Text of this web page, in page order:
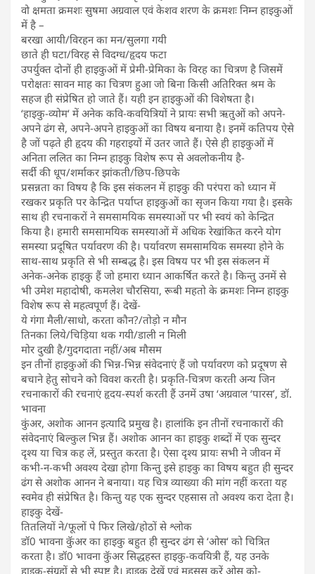
वो क्षमता क्रमशः सुषमा अग्रवाल एवं केशव शरण के क्रमशः निम्न हाइकुओं
में है –
बरखा आयी/विरहन का मन/सुलगा गयी
छाते ही घटा/विरह से विदग्ध/हृदय फटा
उपर्युक्त दोनों ही हाइकुओं में प्रेमी-प्रेमिका के विरह का चित्रण है जिसमें
परोक्षतः सावन माह का चित्रण हुआ जो बिना किसी अतिरिक्त श्रम के
सहज ही संप्रेषित हो जाते हैं। यही इन हाइकुओं की विशेषता है।
‘हाइकु-व्योम‘ में अनेक कवि-कवयित्रियों ने प्रायः सभी ऋतुओं को अपने-
अपने ढंग से, अपने-अपने हाइकुओं का विषय बनाया है। इनमें कतिपय ऐसे
है जों पढ़ते ही हृदय की गहराइयों में उतर जाते हैं। ऐसे ही हाइकुओं में
अनिता ललित का निम्न हाइकु विशेष रूप से अवलोकनीय है-
सर्दी की धूप/शर्माकर झांकती/छिप-छिपके
प्रसन्नता का विषय है कि इस संकलन में हाइकु की परंपरा को ध्यान में
रखकर प्रकृति पर केन्द्रित पर्याप्त हाइकुओं का सृजन किया गया है। इसके
साथ ही रचनाकरों ने समसामयिक समस्याओं पर भी स्वयं को केन्द्रित
किया है। हमारी समसामयिक समस्याओं में अधिक रेखांकित करने योग
समस्या प्रदूषित पर्यावरण की है। पर्यावरण समसामयिक समस्या होने के
साथ-साथ प्रकृति से भी सम्बद्ध है। इस विषय पर भी इस संकलन में
अनेक-अनेक हाइकु हैं जो हमारा ध्यान आकर्षित करते है। किन्तु उनमें से
भी उमेश महादोषी, कमलेश चौरसिया, रूबी महतो के क्रमशः निम्न हाइकु
विशेष रूप से महत्वपूर्ण हैं। देखें-
ये गंगा मैली/साधो, करता कौन?/तोड़ो न मौन
तिनका लिये/चिड़िया थक गयी/डाली न मिली
मोर दुखी है/गुदगदाता नहीं/अब मौसम
इन तीनों हाइकुओं की भिन्न-भिन्न संवेदनाएं हैं जो पर्यावरण को प्रदूषण से
बचाने हेतु सोचने को विवश करती है। प्रकृति-चित्रण करती अन्य जिन
रचनाकारों की रचनाएं हृदय-स्पर्श करती हैं उनमें उषा ‘अग्रवाल ‘पारस’, डॉ.
भावना
कुंअर, अशोक आनन इत्यादि प्रमुख है। हालांकि इन तीनों रचनाकारों की
संवेदनाएं बिल्कुल भिन्न हैं। अशोक आनन का हाइकु शब्दों में एक सुन्दर
दृश्य या चित्र कह लें, प्रस्तुत करता है। ऐसा दृश्य प्रायः सभी ने जीवन में
कभी-न-कभी अवश्य देखा होगा किन्तु इसे हाइकु का विषय बहुत ही सुन्दर
ढंग से अशोक आनन ने बनाया। यह चित्र व्याख्या की मांग नहीं करता यह
स्वमेव ही संप्रेषित है। किन्तु यह एक सुन्दर एहसास तो अवश्य करा देता है।
हाइकु देखें-
तितलियों ने/फूलों पे फिर लिखे/होठों से श्लोक
डॉ0 भावना कुॅअर का हाइकु बहुत ही सुन्दर ढंग से ‘ओस‘ को चित्रित
करता है। डॉ0 भावना कुॅअर सिद्धहस्त हाइकु-कवयित्री हैं, यह उनके
हाइकु-संग्रहों से भी स्पष्ट है। हाइकु देखें एवं महसूस करें ओस को-